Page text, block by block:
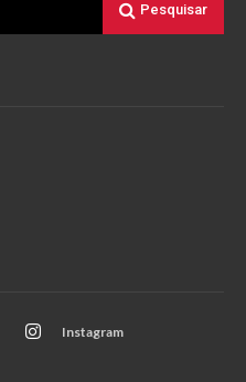
Pesquisar
Instagram